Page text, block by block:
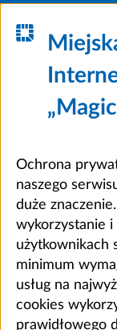
Ochrona
naszego
duże
wykorzystanie
użytkownikach
minimum
usług na
cookies
prawidłowego